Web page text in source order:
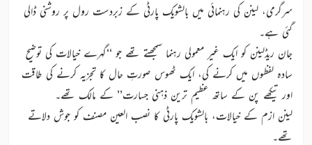
سرگرمی، لینن کی رہنمائی میں بالشویک پارٹی کے زبردست رول پر روشنی ڈالی
گئی ہے۔
جان ریڈلینن کو ایک غیر معمولی رہنما سمجھتے تھے جو ‘‘گہرے خیالات کی توضیح
سادہ لفظوں میں کرنے کی، ایک ٹھوس صورتِ حال کا تجزیہ کرنے کی طاقت
اور تیکھے پن کے ساتھ عظیم ترین ذہنی جسارت’’ کے مالک تھے۔
لینن ازم کے خیالات، بالشویک پارٹی کا نصب العین مصنف کو جوش دلاتے
تھے۔